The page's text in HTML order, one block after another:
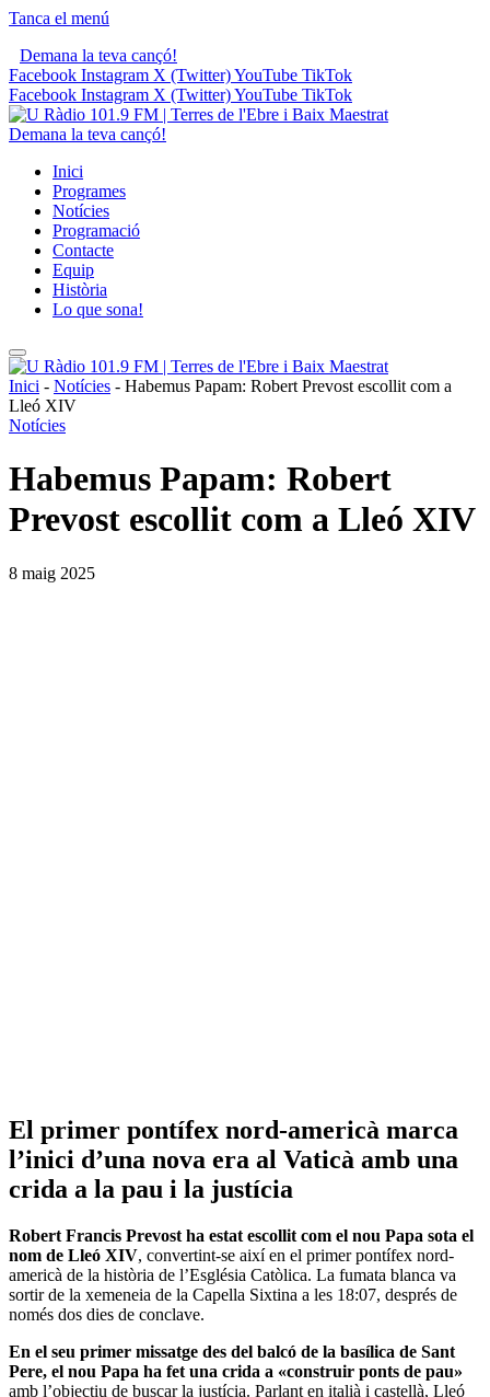
Tanca el menú
Demana la teva cançó!
Facebook Instagram X (Twitter)YouTube TikTok
Facebook Instagram X (Twitter)YouTube TikTok
Demana la teva cançó!
Inici
Programes
Notícies
Programació
Contacte
Equip
Història
Lo que sona!
Inici - Notícies - Habemus Papam: Robert Prevost escollit com a
Lleó XIV
Notícies
Habemus Papam: Robert
Prevost escollit com a Lleó XIV
8 maig 2025
El primer pontífex nord-americà marca
l’inici d’una nova era al Vaticà amb una
crida a la pau i la justícia
Robert Francis Prevost ha estat escollit com el nou Papa sota el
nom de Lleó XIV, convertint-se així en el primer pontífex nord-
americà de la història de l’Església Catòlica. La fumata blanca va
sortir de la xemeneia de la Capella Sixtina a les 18:07, després de
només dos dies de conclave.
En el seu primer missatge des del balcó de la basílica de Sant
Pere, el nou Papa ha fet una crida a «construir ponts de pau»
amb l’objectiu de buscar la justícia. Parlant en italià i castellà, Lleó